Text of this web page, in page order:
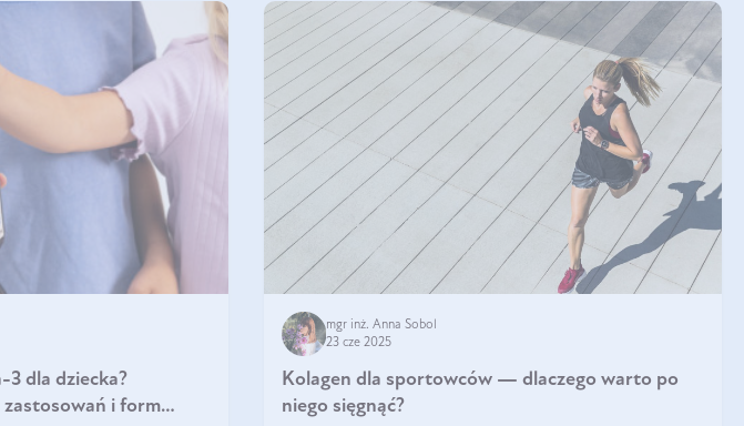
3 dla dziecka?
zastosowań i form
mgr inż. Anna Sobol
23 cze 2025
Kolagen dla sportowców — dlaczego warto po
niego sięgnąć?